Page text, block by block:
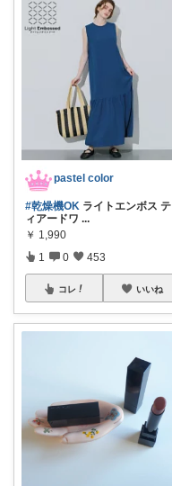
pastel color
#乾燥機OK ライトエンボス テ
ィアードワ ...
￥ 1,990
1 0 453
コレ いいね